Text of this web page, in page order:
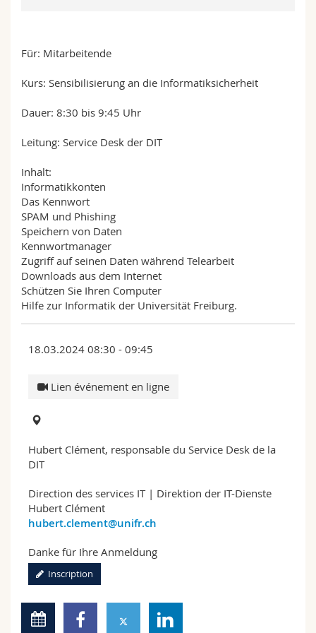
Interfacultaire
Doctorants
Programme des cours
MyUnifr
Für: Mitarbeitende
Kurs: Sensibilisierung an die Informatiksicherheit
Dauer: 8:30 bis 9:45 Uhr
Leitung: Service Desk der DIT
Inhalt:
Informatikkonten
Das Kennwort
SPAM und Phishing
Speichern von Daten
Kennwortmanager
Zugriff auf seinen Daten während Telearbeit
Downloads aus dem Internet
Schützen Sie Ihren Computer
Hilfe zur Informatik der Universität Freiburg.
18.03.2024 08:30 - 09:45
Lien événement en ligne
Hubert Clément, responsable du Service Desk de la
DIT
Direction des services IT | Direktion der IT-Dienste
Hubert Clément
hubert.clement@unifr.ch
Danke für Ihre Anmeldung
Inscription